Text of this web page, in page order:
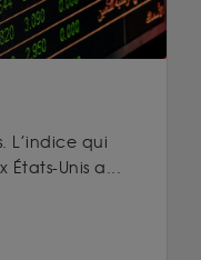
L’indice qui
États-Unis a...